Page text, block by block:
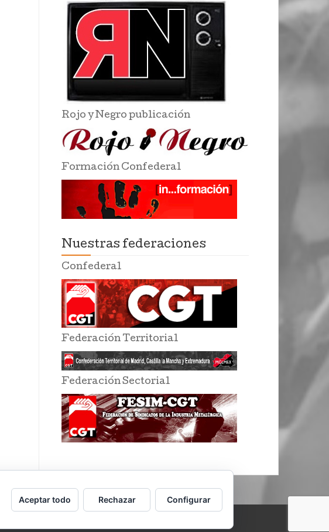
Rojo y Negro publicación
Formación Confederal
Nuestras federaciones
Confederal
Federación Territorial
Federación Sectorial
Aceptar todo Rechazar Configurar